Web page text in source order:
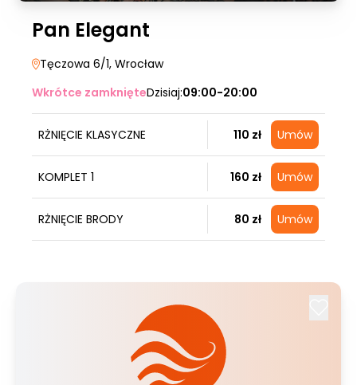
Pan Elegant
Tęczowa 6/1, Wrocław
Wkrótce zamknięteDzisiaj:09:00-20:00
RŻNIĘCIE KLASYCZNE 110 zł Umów
KOMPLET 1 160 zł Umów
RŻNIĘCIE BRODY 80 zł Umów